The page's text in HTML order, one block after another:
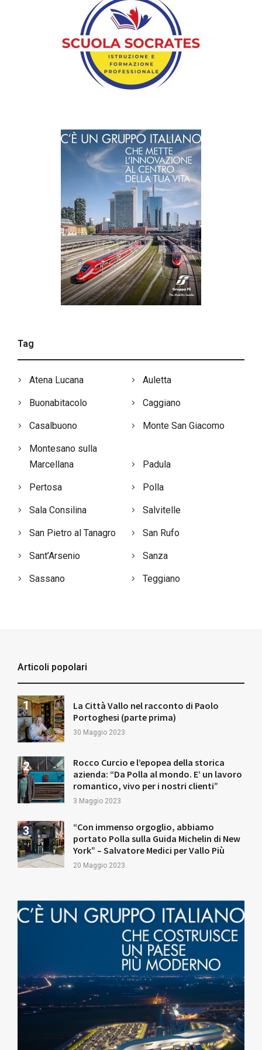
Tag
Atena Lucana Auletta
Buonabitacolo Caggiano
Casalbuono Monte San Giacomo
Montesano sulla
Marcellana
Padula
Pertosa Polla
Sala Consilina Salvitelle
San Pietro al Tanagro San Rufo
Sant’Arsenio Sanza
Sassano Teggiano
Articoli popolari
La Città Vallo nel racconto di Paolo
Portoghesi (parte prima)
30 Maggio 2023
Rocco Curcio e l’epopea della storica
azienda: “Da Polla al mondo. E’ un lavoro
romantico, vivo per i nostri clienti”
3 Maggio 2023
“Con immenso orgoglio, abbiamo
portato Polla sulla Guida Michelin di New
York” – Salvatore Medici per Vallo Più
20 Maggio 2023